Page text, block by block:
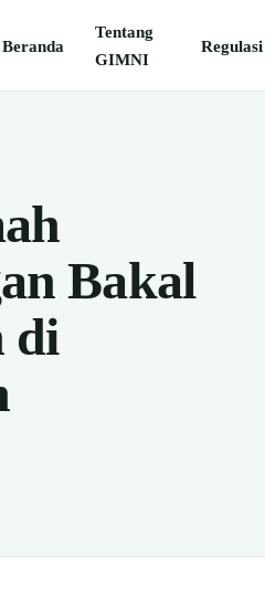
Beranda
Tentang
GIMNI
Regulasi
Bakal
di